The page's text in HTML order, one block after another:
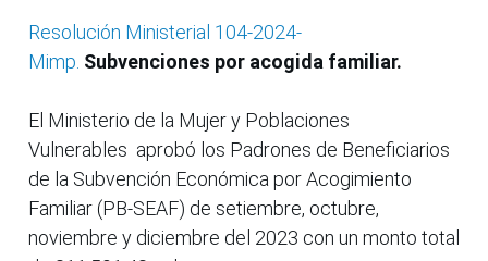
Resolución Ministerial 104-2024-
Mimp. Subvenciones por acogida familiar.
El Ministerio de la Mujer y Poblaciones
Vulnerables aprobó los Padrones de Beneficiarios
de la Subvención Económica por Acogimiento
Familiar (PB-SEAF) de setiembre, octubre,
noviembre y diciembre del 2023 con un monto total